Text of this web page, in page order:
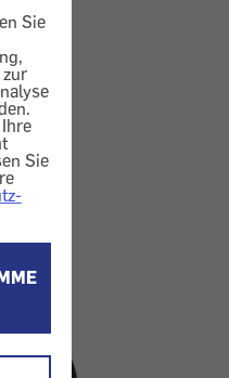
Sie
zur
Sie